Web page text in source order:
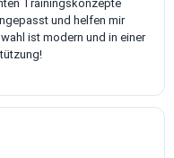
Trainingskonzepte
und helfen mir
ist modern und in einer